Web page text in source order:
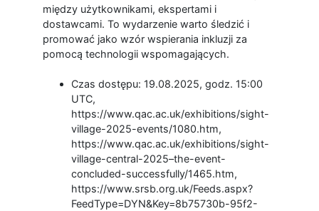
między użytkownikami, ekspertami i
dostawcami. To wydarzenie warto śledzić i
promować jako wzór wspierania inkluzji za
pomocą technologii wspomagających.
Czas dostępu: 19.08.2025, godz. 15:00
UTC,
https://www.qac.ac.uk/exhibitions/sight-
village-2025-events/1080.htm,
https://www.qac.ac.uk/exhibitions/sight-
village-central-2025–the-event-
concluded-successfully/1465.htm,
https://www.srsb.org.uk/Feeds.aspx?
FeedType=DYN&Key=8b75730b-95f2-